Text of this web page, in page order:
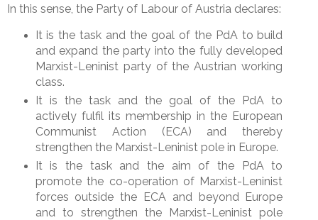
In this sense, the Party of Labour of Austria declares:
It is the task and the goal of the PdA to build
and expand the party into the fully developed
Marxist-Leninist party of the Austrian working
class.
It is the task and the goal of the PdA to
actively fulfil its membership in the European
Communist Action (ECA) and thereby
strengthen the Marxist-Leninist pole in Europe.
It is the task and the aim of the PdA to
promote the co-operation of Marxist-Leninist
forces outside the ECA and beyond Europe
and to strengthen the Marxist-Leninist pole